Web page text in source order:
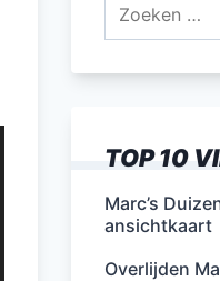
TOP 10
Marc’s
ansichtkaart
Overlijden